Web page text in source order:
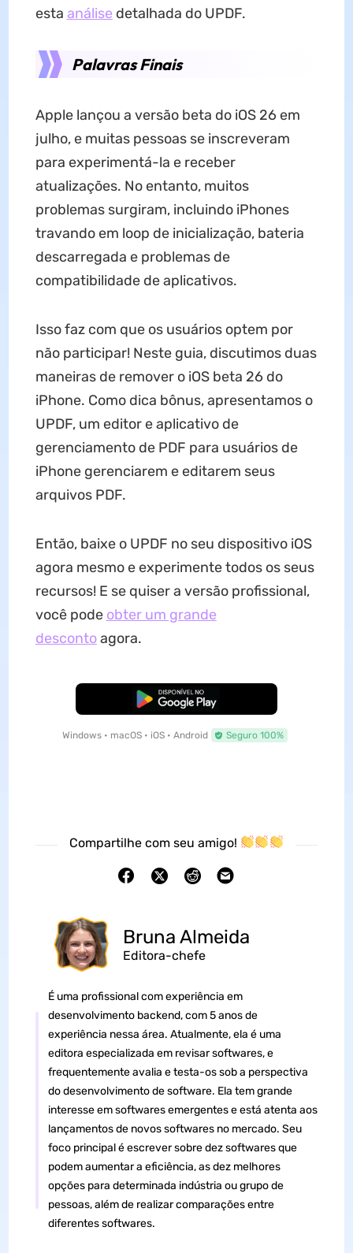
esta análise detalhada do UPDF.
Palavras Finais
Apple lançou a versão beta do iOS 26 em
julho, e muitas pessoas se inscreveram
para experimentá-la e receber
atualizações. No entanto, muitos
problemas surgiram, incluindo iPhones
travando em loop de inicialização, bateria
descarregada e problemas de
compatibilidade de aplicativos.
Isso faz com que os usuários optem por
não participar! Neste guia, discutimos duas
maneiras de remover o iOS beta 26 do
iPhone. Como dica bônus, apresentamos o
UPDF, um editor e aplicativo de
gerenciamento de PDF para usuários de
iPhone gerenciarem e editarem seus
arquivos PDF.
Então, baixe o UPDF no seu dispositivo iOS
agora mesmo e experimente todos os seus
recursos! E se quiser a versão profissional,
você pode obter um grande
descontoagora.
Baixar Grátis
Windows • macOS • iOS • Android Seguro 100%
Compartilhe com seu amigo!
Bruna Almeida
Editora-chefe
É uma profissional com experiência em
desenvolvimento backend, com 5 anos de
experiência nessa área. Atualmente, ela é uma
editora especializada em revisar softwares, e
frequentemente avalia e testa-os sob a perspectiva
do desenvolvimento de software. Ela tem grande
interesse em softwares emergentes e está atenta aos
lançamentos de novos softwares no mercado. Seu
foco principal é escrever sobre dez softwares que
podem aumentar a eficiência, as dez melhores
opções para determinada indústria ou grupo de
pessoas, além de realizar comparações entre
diferentes softwares.